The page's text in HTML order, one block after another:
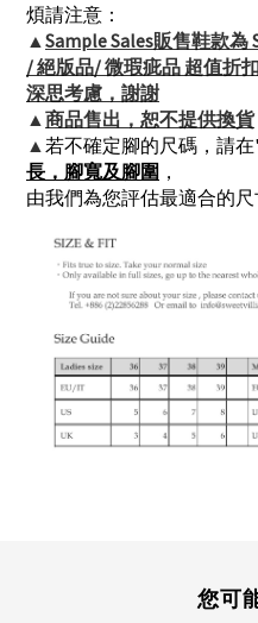
煩請注意：
▲ Sample Sales販售鞋款為
/ 絕版品/ 微瑕疵品 超值折
深思考慮，謝謝
▲ 商品售出，恕不提供換貨
▲ 若不確定腳的尺碼，請
長，腳寬及腳圍 ，
由我們為您評估最適合的尺
您可